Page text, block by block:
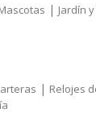
| Jardín
| Relojes